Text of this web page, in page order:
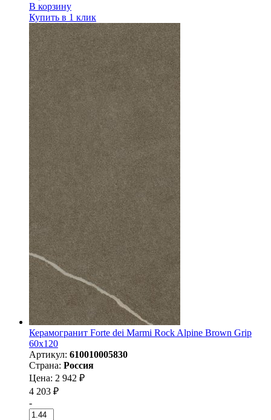
В корзину
Купить в 1 клик
Керамогранит Forte dei Marmi Rock Alpine Brown Grip
60x120
Артикул: 610010005830
Страна: Россия
Цена: 2 942 ₽
4 203 ₽
-